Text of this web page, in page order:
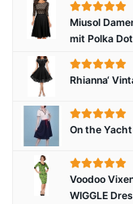
Miusol
mit Polka
Rhianna‘
On the Yacht
Voodoo
WIGGLE